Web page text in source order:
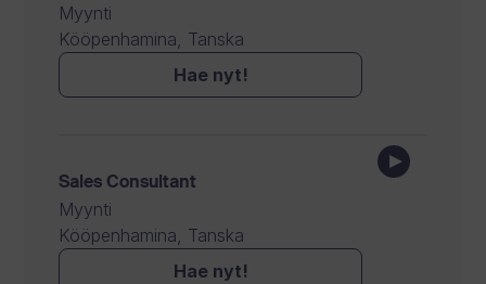
Myynti
Kööpenhamina, Tanska
Hae nyt!
Sales Consultant
Myynti
Kööpenhamina, Tanska
Hae nyt!